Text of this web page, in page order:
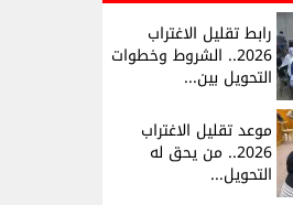
رابط تقليل الاغتراب
2026.. الشروط وخطوات
التحويل بين...
موعد تقليل الاغتراب
2026.. من يحق له
التحويل...